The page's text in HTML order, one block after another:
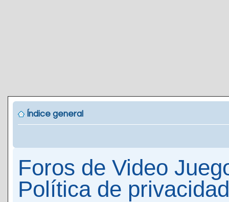
Índice general
Foros de Video
Política de privacidad